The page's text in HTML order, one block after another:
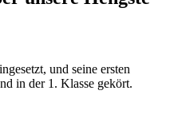
und seine ersten
in der 1. Klasse gekört.